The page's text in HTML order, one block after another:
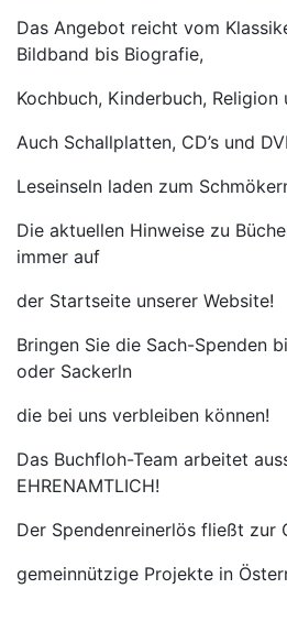
Das Angebot reicht vom
Bildband bis Biografie,
Kochbuch, Kinderbuch, Religion
Auch Schallplatten, CD’s und
Leseinseln laden zum
Die aktuellen Hinweise zu
immer auf
der Startseite unserer Website!
Bringen Sie die Sach-Spenden
oder Sackerln
die bei uns verbleiben können!
Das Buchfloh-Team arbeitet
EHRENAMTLICH!
Der Spendenreinerlös fließt zur
gemeinnützige Projekte in